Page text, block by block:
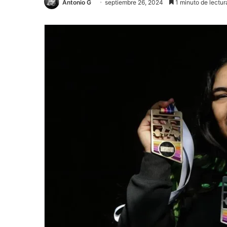
Antonio G septiembre 26, 2024 1 minuto de